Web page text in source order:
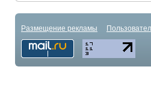
Размещение рекламы